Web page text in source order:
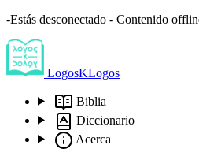
-Estás desconectado - Contenido
LogosKLogos
Biblia
Diccionario
Acerca